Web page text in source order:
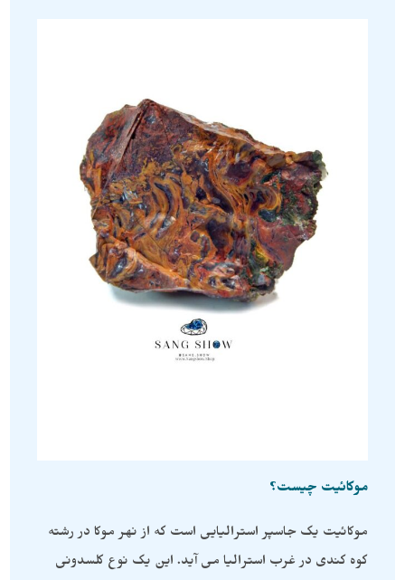
موکائیت چیست؟
موکائیت یک جاسپر استرالیایی است که از نهر موکا در رشته
کوه کندی در غرب استرالیا می آید. این یک نوع کلسدونی